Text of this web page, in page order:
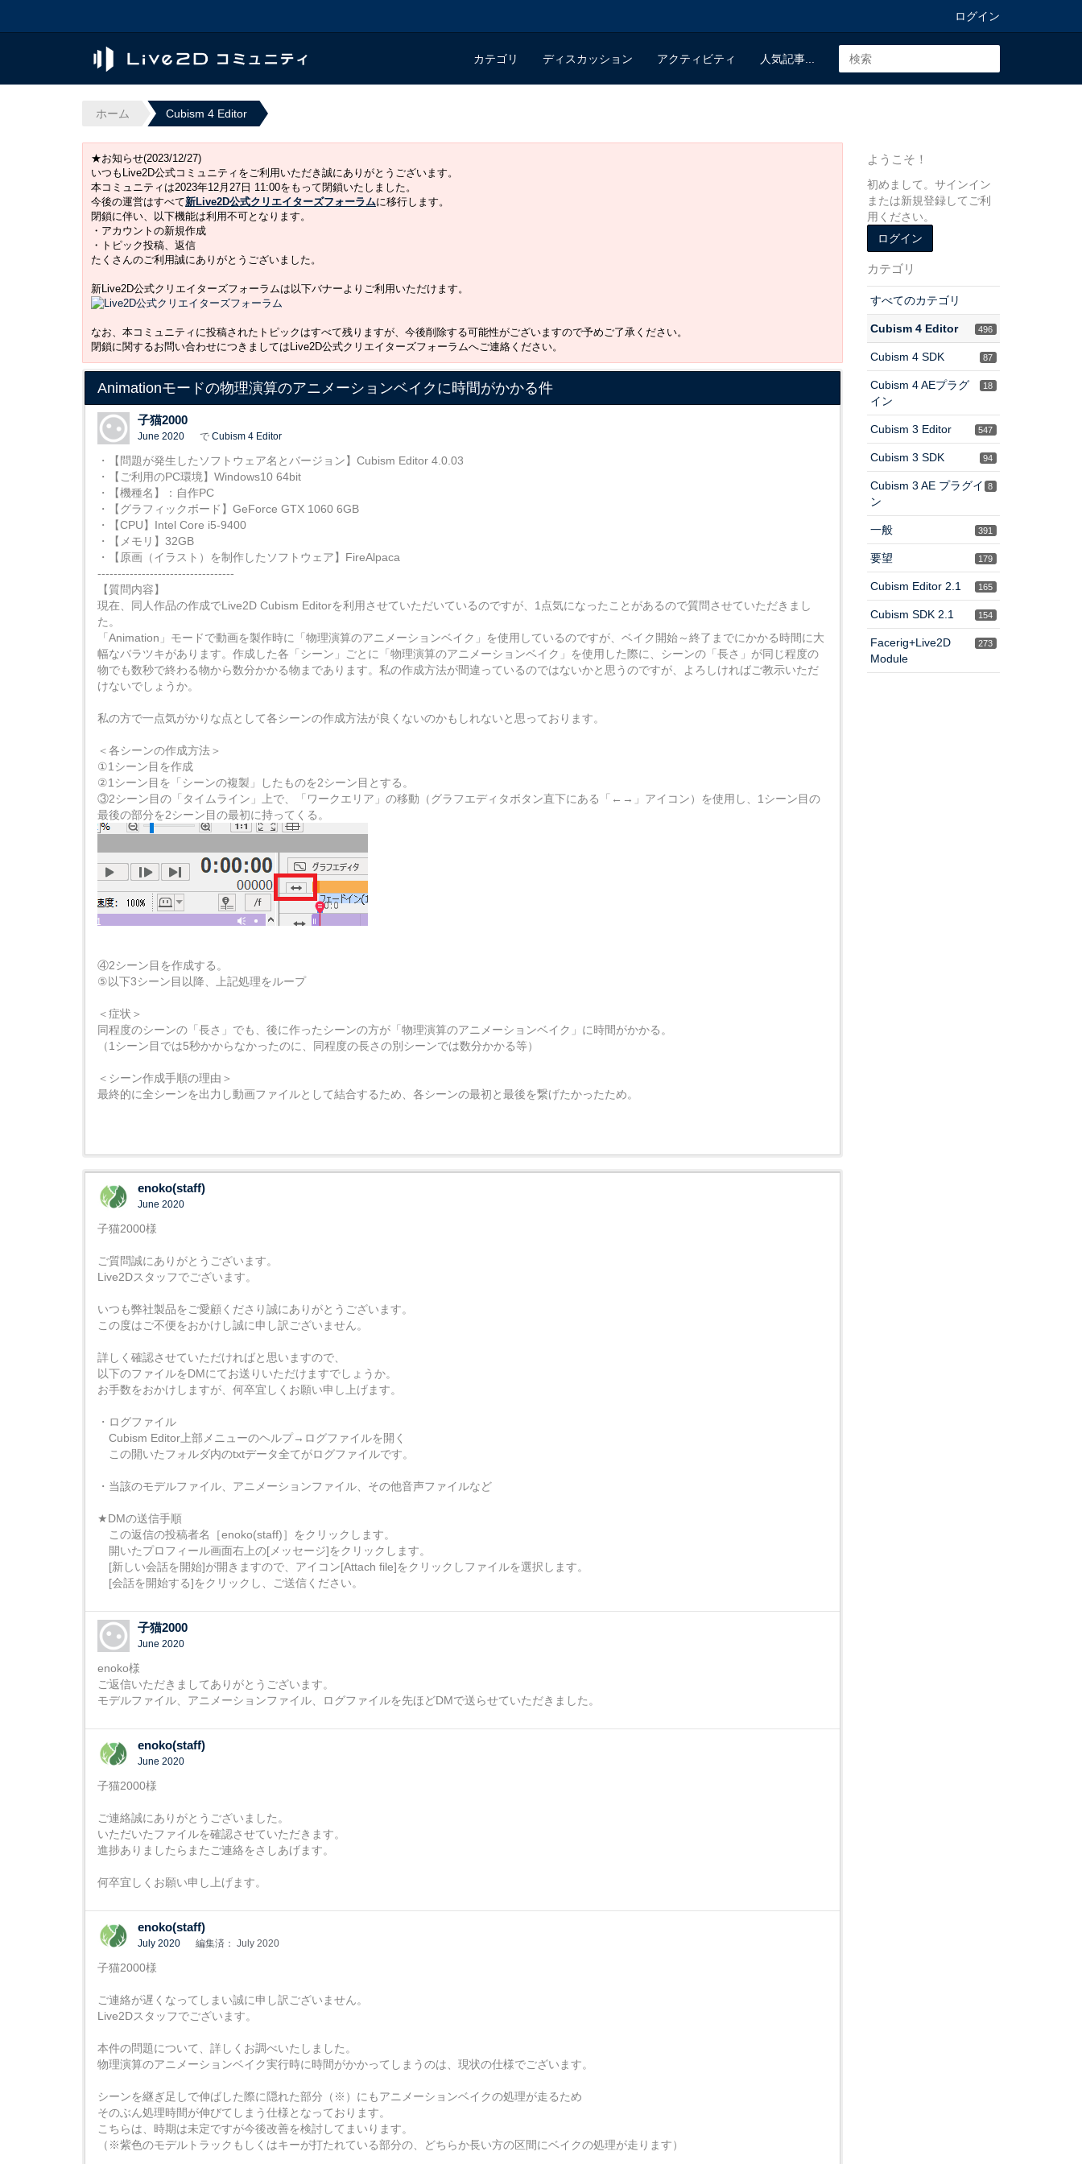
ログイン
カテゴリ ディスカッション アクティビティ 人気記事...
ホーム Cubism 4 Editor
★お知らせ(2023/12/27)
いつもLive2D公式コミュニティをご利用いただき誠にありがとうございます。
本コミュニティは2023年12月27日 11:00をもって閉鎖いたしました。
今後の運営はすべて新Live2D公式クリエイターズフォーラムに移行します。
閉鎖に伴い、以下機能は利用不可となります。
・アカウントの新規作成
・トピック投稿、返信
たくさんのご利用誠にありがとうございました。
新Live2D公式クリエイターズフォーラムは以下バナーよりご利用いただけます。
なお、本コミュニティに投稿されたトピックはすべて残りますが、今後削除する可能性がございますので予めご了承ください。
閉鎖に関するお問い合わせにつきましてはLive2D公式クリエイターズフォーラムへご連絡ください。
Animationモードの物理演算のアニメーションベイクに時間がかかる件
子猫2000
June 2020 で Cubism 4 Editor
・【問題が発生したソフトウェア名とバージョン】Cubism Editor 4.0.03
・【ご利用のPC環境】Windows10 64bit
・【機種名】：自作PC
・【グラフィックボード】GeForce GTX 1060 6GB
・【CPU】Intel Core i5-9400
・【メモリ】32GB
・【原画（イラスト）を制作したソフトウェア】FireAlpaca
----------------------------------
【質問内容】
現在、同人作品の作成でLive2D Cubism Editorを利用させていただいているのですが、1点気になったことがあるので質問させていただきまし
た。
「Animation」モードで動画を製作時に「物理演算のアニメーションベイク」を使用しているのですが、ベイク開始～終了までにかかる時間に大
幅なバラツキがあります。作成した各「シーン」ごとに「物理演算のアニメーションベイク」を使用した際に、シーンの「長さ」が同じ程度の
物でも数秒で終わる物から数分かかる物まであります。私の作成方法が間違っているのではないかと思うのですが、よろしければご教示いただ
けないでしょうか。
私の方で一点気がかりな点として各シーンの作成方法が良くないのかもしれないと思っております。
＜各シーンの作成方法＞
①1シーン目を作成
②1シーン目を「シーンの複製」したものを2シーン目とする。
③2シーン目の「タイムライン」上で、「ワークエリア」の移動（グラフエディタボタン直下にある「←→」アイコン）を使用し、1シーン目の
最後の部分を2シーン目の最初に持ってくる。
④2シーン目を作成する。
⑤以下3シーン目以降、上記処理をループ
＜症状＞
同程度のシーンの「長さ」でも、後に作ったシーンの方が「物理演算のアニメーションベイク」に時間がかかる。
（1シーン目では5秒かからなかったのに、同程度の長さの別シーンでは数分かかる等）
＜シーン作成手順の理由＞
最終的に全シーンを出力し動画ファイルとして結合するため、各シーンの最初と最後を繋げたかったため。
enoko(staff)
June 2020
子猫2000様
ご質問誠にありがとうございます。
Live2Dスタッフでございます。
いつも弊社製品をご愛顧くださり誠にありがとうございます。
この度はご不便をおかけし誠に申し訳ございません。
詳しく確認させていただければと思いますので、
以下のファイルをDMにてお送りいただけますでしょうか。
お手数をおかけしますが、何卒宜しくお願い申し上げます。
・ログファイル
Cubism Editor上部メニューのヘルプ→ログファイルを開く
この開いたフォルダ内のtxtデータ全てがログファイルです。
・当該のモデルファイル、アニメーションファイル、その他音声ファイルなど
★DMの送信手順
この返信の投稿者名［enoko(staff)］をクリックします。
開いたプロフィール画面右上の[メッセージ]をクリックします。
[新しい会話を開始]が開きますので、アイコン[Attach file]をクリックしファイルを選択します。
[会話を開始する]をクリックし、ご送信ください。
子猫2000
June 2020
enoko様
ご返信いただきましてありがとうございます。
モデルファイル、アニメーションファイル、ログファイルを先ほどDMで送らせていただきました。
enoko(staff)
June 2020
子猫2000様
ご連絡誠にありがとうございました。
いただいたファイルを確認させていただきます。
進捗ありましたらまたご連絡をさしあげます。
何卒宜しくお願い申し上げます。
enoko(staff)
July 2020 編集済： July 2020
子猫2000様
ご連絡が遅くなってしまい誠に申し訳ございません。
Live2Dスタッフでございます。
本件の問題について、詳しくお調べいたしました。
物理演算のアニメーションベイク実行時に時間がかかってしまうのは、現状の仕様でございます。
シーンを継ぎ足しで伸ばした際に隠れた部分（※）にもアニメーションベイクの処理が走るため
そのぶん処理時間が伸びてしまう仕様となっております。
こちらは、時期は未定ですが今後改善を検討してまいります。
（※紫色のモデルトラックもしくはキーが打たれている部分の、どちらか長い方の区間にベイクの処理が走ります）
ようこそ！
初めまして。サインイン
または新規登録してご利
用ください。
ログイン
カテゴリ
すべてのカテゴリ
496
Cubism 4 Editor
87
Cubism 4 SDK
18
Cubism 4 AEプラグ
イン
547
Cubism 3 Editor
94
Cubism 3 SDK
8
Cubism 3 AE プラグイ
ン
391
一般
179
要望
165
Cubism Editor 2.1
154
Cubism SDK 2.1
273
Facerig+Live2D
Module